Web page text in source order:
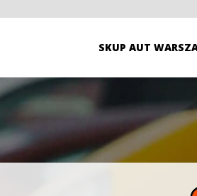
SKUP AUT